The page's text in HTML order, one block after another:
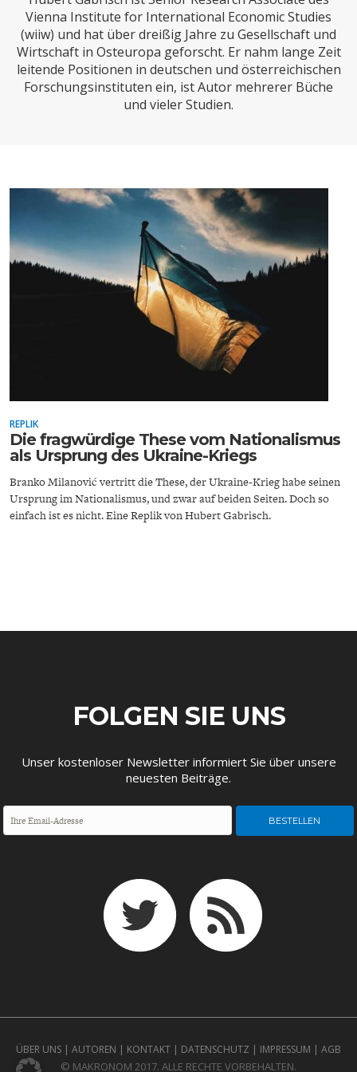
SUCHE
ABO/LOGIN
ECONOMISTS FOR FUTURE
INDUSTRIEPOLITIK
CIRCULAR ECONOMY
DEUTSCHLAND
ENERGIE & UMWELT
ENTWICKLUNGSPOLITIK
Vienna Institute for International Economic Studies
(wiiw) und hat über dreißig Jahre zu Gesellschaft und
Wirtschaft in Osteuropa geforscht. Er nahm lange Zeit
leitende Positionen in deutschen und österreichischen
Forschungsinstituten ein, ist Autor mehrerer Büche
und vieler Studien.
REPLIK
Die fragwürdige These vom Nationalismus
als Ursprung des Ukraine-Kriegs
Branko Milanović vertritt die These, der Ukraine-Krieg habe seinen
Ursprung im Nationalismus, und zwar auf beiden Seiten. Doch so
einfach ist es nicht. Eine Replik von Hubert Gabrisch.
FOLGEN SIE UNS
Unser kostenloser Newsletter informiert Sie über unsere
neuesten Beiträge.
ÜBER UNS | AUTOREN | KONTAKT | DATENSCHUTZ | IMPRESSUM | AGB
© MAKRONOM 2017. ALLE RECHTE VORBEHALTEN.